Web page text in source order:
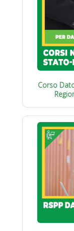
Corso